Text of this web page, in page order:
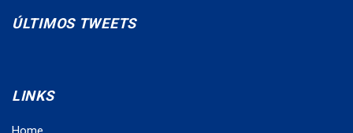
ÚLTIMOS TWEETS
LINKS